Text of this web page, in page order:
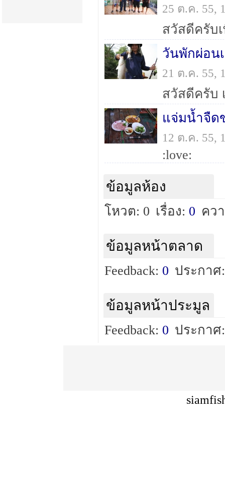
25 ต.ค. 55,
วันพักผ่อน
21 ต.ค. 55,
แจ่มน้ำจืด
12 ต.ค. 55,
:love:
ข้อมูลห้อง
โหวต: 0 เรื่อง: 0 คว
ข้อมูลหน้าตลาด
Feedback: 0 ประกาศ
ข้อมูลหน้าประมูล
Feedback: 0 ประกาศ